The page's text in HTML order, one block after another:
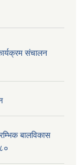
संचालन
बालविकास